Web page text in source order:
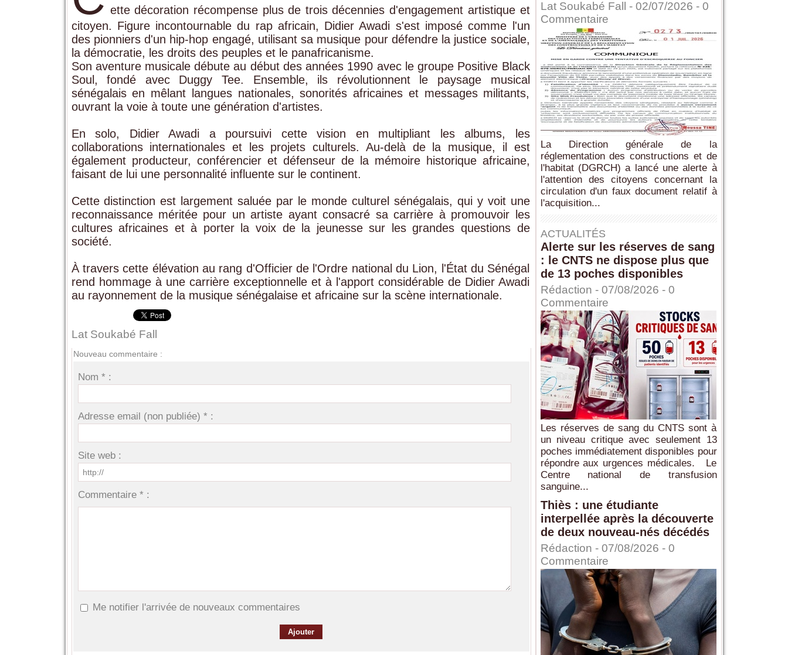
ette décoration récompense plus de trois décennies d'engagement artistique et
citoyen. Figure incontournable du rap africain, Didier Awadi s'est imposé comme l'un
des pionniers d'un hip-hop engagé, utilisant sa musique pour défendre la justice sociale,
la démocratie, les droits des peuples et le panafricanisme.
Son aventure musicale débute au début des années 1990 avec le groupe Positive Black
Soul , fondé avec Duggy Tee. Ensemble, ils révolutionnent le paysage musical
sénégalais en mêlant langues nationales, sonorités africaines et messages militants,
ouvrant la voie à toute une génération d'artistes.
En solo, Didier Awadi a poursuivi cette vision en multipliant les albums, les
collaborations internationales et les projets culturels. Au-delà de la musique, il est
également producteur, conférencier et défenseur de la mémoire historique africaine,
faisant de lui une personnalité influente sur le continent.
Cette distinction est largement saluée par le monde culturel sénégalais, qui y voit une
reconnaissance méritée pour un artiste ayant consacré sa carrière à promouvoir les
cultures africaines et à porter la voix de la jeunesse sur les grandes questions de
société.
À travers cette élévation au rang d'Officier de l'Ordre national du Lion, l'État du Sénégal
rend hommage à une carrière exceptionnelle et à l'apport considérable de Didier Awadi
au rayonnement de la musique sénégalaise et africaine sur la scène internationale.
Lat Soukabé Fall
Nouveau commentaire :
Nom * :
Adresse email (non publiée) * :
Site web :
Commentaire * :
Me notifier l'arrivée de nouveaux commentaires
Lat Soukabé Fall - 02/07/2026 - 0
Commentaire
La Direction générale de la
réglementation des constructions et de
l'habitat (DGRCH) a lancé une alerte à
l'attention des citoyens concernant la
circulation d'un faux document relatif à
l'acquisition...
ACTUALITÉS
Alerte sur les réserves de sang
: le CNTS ne dispose plus que
de 13 poches disponibles
Rédaction - 07/08/2026 - 0
Commentaire
Les réserves de sang du CNTS sont à
un niveau critique avec seulement 13
poches immédiatement disponibles pour
répondre aux urgences médicales. Le
Centre national de transfusion
sanguine...
Thiès : une étudiante
interpellée après la découverte
de deux nouveau-nés décédés
Rédaction - 07/08/2026 - 0
Commentaire